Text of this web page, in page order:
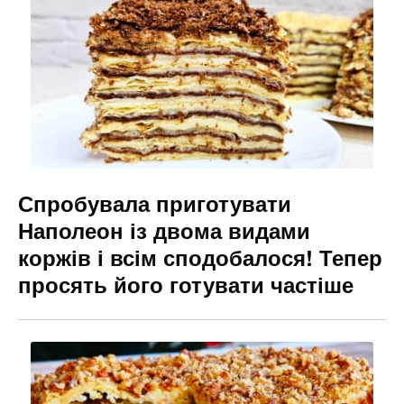
o
o
k
m n
g
er
Спробувала приготувати
Наполеон із двома видами
коржів і всім сподобалося! Тепер
просять його готувати частіше